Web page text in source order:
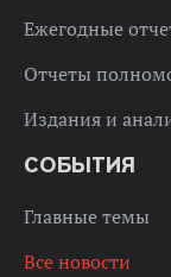
Ежегодные
Отчеты
Издания и
СОБЫТИЯ
Главные темы
Все новости